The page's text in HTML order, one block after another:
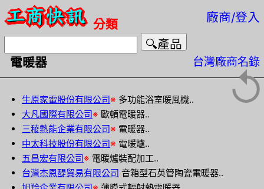
分類 廠商/登入
電暖器 台灣廠商名錄
生原家電股份有限公司※ 多功能浴室暖風機..
大凡國際有限公司※ 歐頓電暖器..
三稜熱能企業有限公司※ 電暖器..
中太科技股份有限公司※ 電暖爐..
五昌宏有限公司※ 電暖爐裝配加工..
台灣杰恩醍貿易有限公司 音箱型石英管陶瓷電暖器..
↺